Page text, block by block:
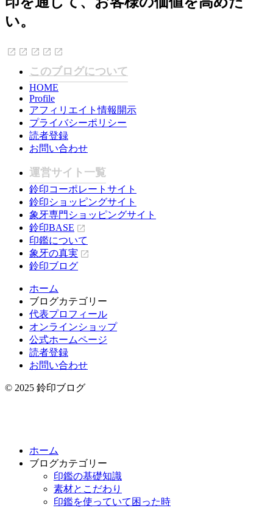
い。
このブログについて
HOME
Profile
アフィリエイト情報開示
プライバシーポリシー
読者登録
お問い合わせ
運営サイト一覧
鈴印コーポレートサイト
鈴印ショッピングサイト
象牙専門ショッピングサイト
鈴印BASE
印鑑について
象牙の真実
鈴印ブログ
ホーム
ブログカテゴリー
代表プロフィール
オンラインショップ
公式ホームページ
読者登録
お問い合わせ
© 2025 鈴印ブログ
ホーム
ブログカテゴリー
印鑑の基礎知識
素材とこだわり
印鑑を使っていて困った時